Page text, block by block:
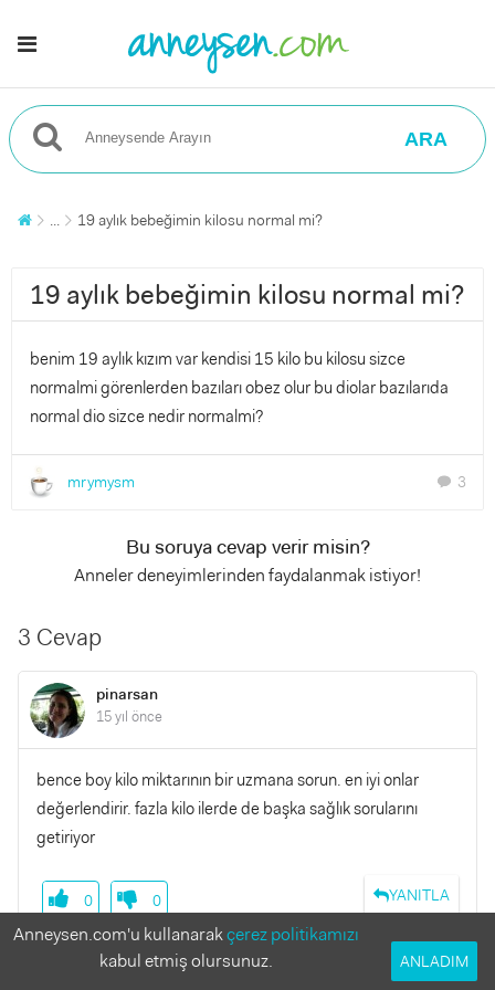
ARA
... 19 aylık bebeğimin kilosu normal mi?
19 aylık bebeğimin kilosu normal mi?
benim 19 aylık kızım var kendisi 15 kilo bu kilosu sizce
normalmi görenlerden bazıları obez olur bu diolar bazılarıda
normal dio sizce nedir normalmi?
mrymysm chat 3
Bu soruya cevap verir misin?
Anneler deneyimlerinden faydalanmak istiyor!
3 Cevap
pinarsan
15 yıl önce
bence boy kilo miktarının bir uzmana sorun. en iyi onlar
değerlendirir. fazla kilo ilerde de başka sağlık sorularını
getiriyor
YANITLA
0 0
Anneysen.com'u kullanarakçerez politikamızı
kabul etmiş olursunuz.
ANLADIM